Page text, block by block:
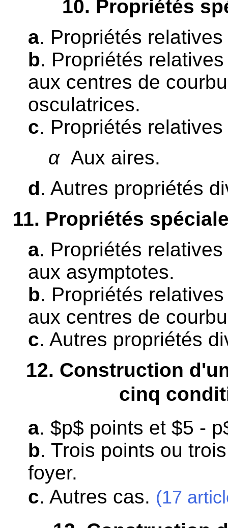
10. Propriétés
a. Propriétés
b. Propriétés
aux centres de
osculatrices.
c. Propriétés
αAux aires.
d. Autres propriétés
11. Propriétés
a. Propriétés
aux asymptotes.
b. Propriétés
aux centres de
c. Autres propriétés
12. Construction
cinq
a. $p$ points et $5 -
b. Trois points ou
foyer.
c. Autres cas. (17